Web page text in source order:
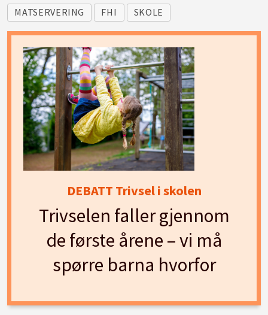
MATSERVERING
FHI SKOLE
DEBATT Trivsel i skolen
Trivselen faller gjennom
de første årene – vi må
spørre barna hvorfor